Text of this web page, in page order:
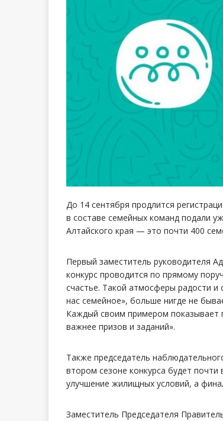
До 14 сентября продлится
в составе семейных команд подали
Алтайского края — это почти 400
Первый заместитель руководителя
конкурс проводится по прямому
счастье. Такой атмосферы радости и
нас семейное», больше нигде не
Каждый своим примером
важнее призов и заданий».
Также председатель
втором сезоне конкурса будет
улучшение жилищных условий, а
Заместитель Председателя